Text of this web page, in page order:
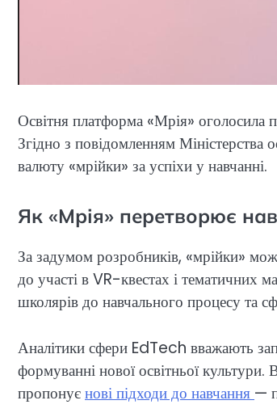
Освітня платформа «Мрія» оголосила
Згідно з повідомленням Міністерства
валюту «мрійки» за успіхи у навчанні.
Як «Мрія» перетворює
За задумом розробників, «мрійки»
до участі в VR-квестах і тематичних
школярів до навчального процесу та
Аналітики сфери EdTech вважають
формуванні нової освітньої
пропонуєнові підходи до навчання —